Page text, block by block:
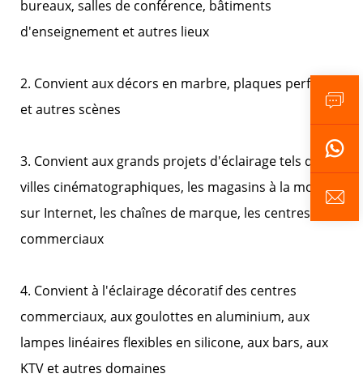
bureaux, salles de conférence, bâtiments
d'enseignement et autres lieux
2. Convient aux décors en marbre, plaques perforées
et autres scènes
3. Convient aux grands projets d'éclairage tels que les
villes cinématographiques, les magasins à la mode
sur Internet, les chaînes de marque, les centres
commerciaux
4. Convient à l'éclairage décoratif des centres
commerciaux, aux goulottes en aluminium, aux
lampes linéaires flexibles en silicone, aux bars, aux
KTV et autres domaines